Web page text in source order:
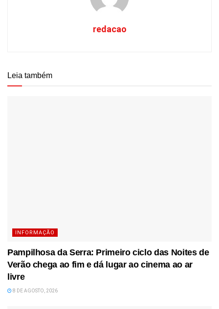
redacao
Leia também
INFORMAÇÃO
Pampilhosa da Serra: Primeiro ciclo das Noites de
Verão chega ao fim e dá lugar ao cinema ao ar
livre
8 DE AGOSTO, 2026